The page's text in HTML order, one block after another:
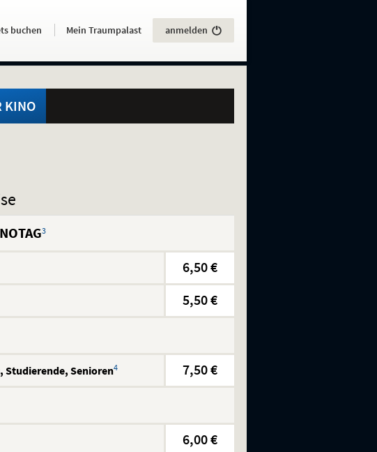
buchen . Mein Traumpalast anmelden
KINO
3
6,50 €
5,50 €
Studierende, Senioren4 7,50 €
6,00 €